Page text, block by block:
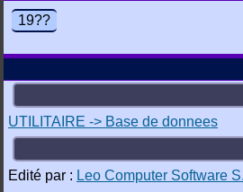
19??
UTILITAIRE -> Base de donnees
Edité par : Leo Computer Software